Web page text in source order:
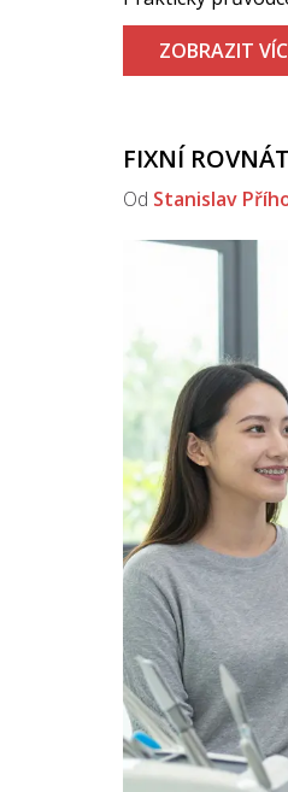
ZOBRAZIT
FIXNÍ
Od Stanislav